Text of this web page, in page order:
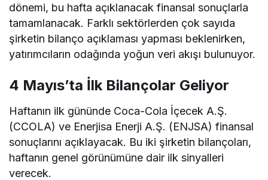
dönemi, bu hafta açıklanacak finansal sonuçlarla
tamamlanacak. Farklı sektörlerden çok sayıda
şirketin bilanço açıklaması yapması beklenirken,
yatırımcıların odağında yoğun veri akışı bulunuyor.
4 Mayıs’ta İlk Bilançolar Geliyor
Haftanın ilk gününde Coca-Cola İçecek A.Ş.
(CCOLA) ve Enerjisa Enerji A.Ş. (ENJSA) finansal
sonuçlarını açıklayacak. Bu iki şirketin bilançoları,
haftanın genel görünümüne dair ilk sinyalleri
verecek.